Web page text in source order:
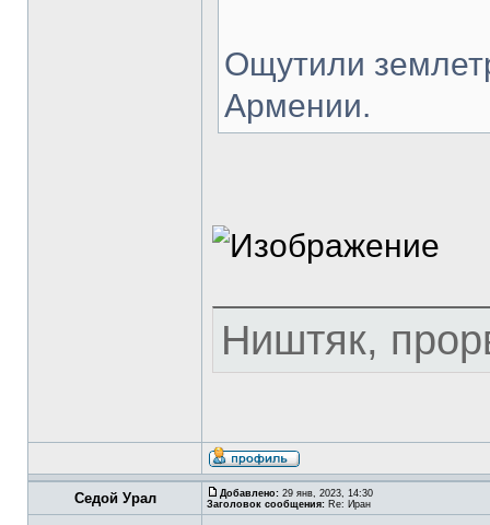
Ощутили
Армении.
Ништяк,
Седой Урал Добавлено: 29 янв, 2023, 14:30
Заголовок сообщения: Re: Иран